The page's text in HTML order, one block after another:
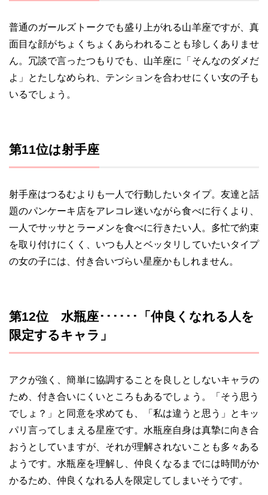
普通のガールズトークでも盛り上がれる山羊座ですが、真
面目な顔がちょくちょくあらわれることも珍しくありませ
ん。冗談で言ったつもりでも、山羊座に「そんなのダメだ
よ」とたしなめられ、テンションを合わせにくい女の子も
いるでしょう。
第11位は射手座
射手座はつるむよりも一人で行動したいタイプ。友達と話
題のパンケーキ店をアレコレ迷いながら食べに行くより、
一人でサッサとラーメンを食べに行きたい人。多忙で約束
を取り付けにくく、いつも人とベッタリしていたいタイプ
の女の子には、付き合いづらい星座かもしれません。
第12位 水瓶座･･････「仲良くなれる人を
限定するキャラ」
アクが強く、簡単に協調することを良しとしないキャラの
ため、付き合いにくいところもあるでしょう。「そう思う
でしょ？」と同意を求めても、「私は違うと思う」とキッ
パリ言ってしまえる星座です。水瓶座自身は真摯に向き合
おうとしていますが、それが理解されないことも多々ある
ようです。水瓶座を理解し、仲良くなるまでには時間がか
かるため、仲良くなれる人を限定してしまいそうです。